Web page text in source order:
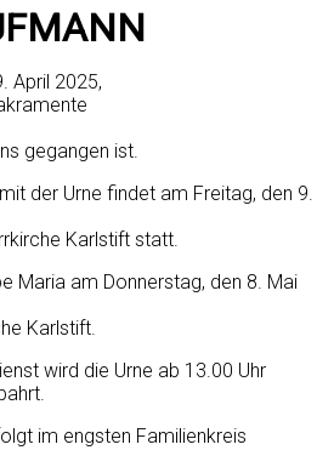
April 2025,
gegangen ist.
der Urne findet am Freitag, den 9.
Karlstift statt.
Maria am Donnerstag, den 8. Mai
Karlstift.
wird die Urne ab 13.00 Uhr
im engsten Familienkreis